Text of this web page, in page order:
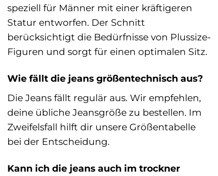
speziell für Männer mit einer kräftigeren
Statur entworfen. Der Schnitt
berücksichtigt die Bedürfnisse von Plussize-
Figuren und sorgt für einen optimalen Sitz.
Wie fällt die jeans größentechnisch aus?
Die Jeans fällt regulär aus. Wir empfehlen,
deine übliche Jeansgröße zu bestellen. Im
Zweifelsfall hilft dir unsere Größentabelle
bei der Entscheidung.
Kann ich die jeans auch im trockner